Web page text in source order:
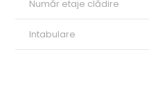
Număr etaje clădire
Intabulare